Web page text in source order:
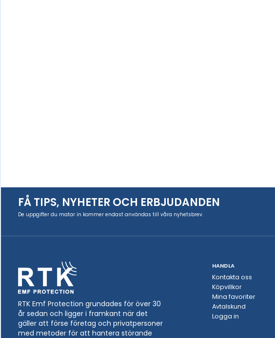
FÅ TIPS, NYHETER OCH ERBJUDANDEN
De uppgifter du matar in kommer endast användas till våra nyhetsbrev.
RTK Emf Protection grundades för över 30
år sedan och ligger i framkant när det
gäller att förse företag och privatpersoner
med metoder för att hantera störande
HANDLA
Kontakta oss
Köpvillkor
Mina favoriter
Avtalskund
Logga in